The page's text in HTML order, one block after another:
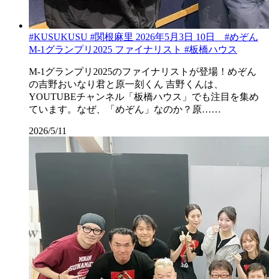
#KUSUKUSU #関根麻里 2026年5月3日 10日 #めぞん
M-1グランプリ2025 ファイナリスト #板橋ハウス
M-1グランプリ2025のファイナリストが登場！めぞん
の吉野おいなり君と原一刻くん 吉野くんは、
YOUTUBEチャンネル「板橋ハウス」でも注目を集め
ています。なぜ、「めぞん」なのか？原……
2026/5/11